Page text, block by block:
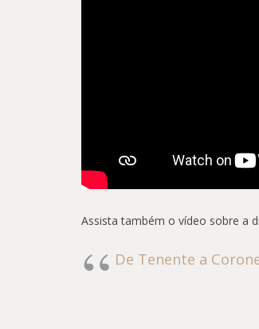
Assista também o vídeo sobre a
De Tenente a